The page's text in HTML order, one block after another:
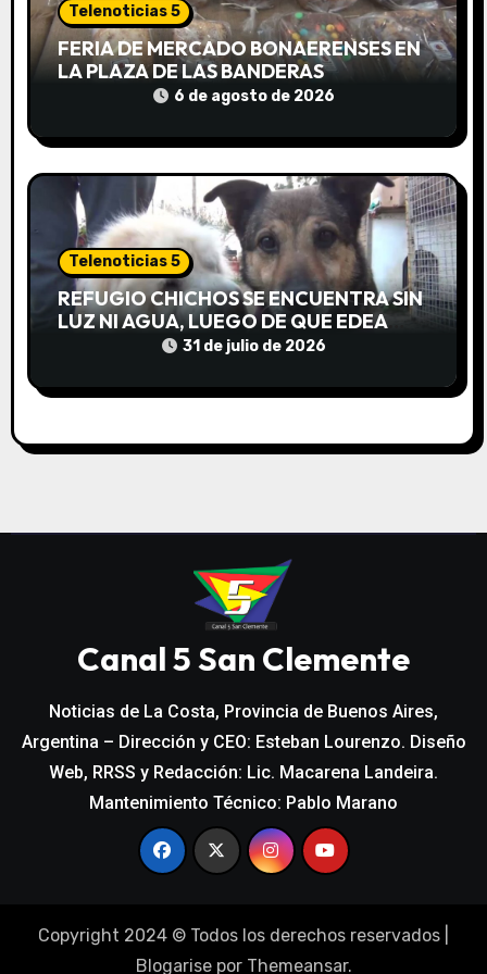
a
d
s
Telenoticias 5
FERIA DE MERCADO BONAERENSES EN
LA PLAZA DE LAS BANDERAS
6 de agosto de 2026
Telenoticias 5
REFUGIO CHICHOS SE ENCUENTRA SIN
LUZ NI AGUA, LUEGO DE QUE EDEA
CORTARA EL SUMINISTRO SIN AVISO
31 de julio de 2026
Canal 5 San Clemente
Noticias de La Costa, Provincia de Buenos Aires,
Argentina – Dirección y CEO: Esteban Lourenzo. Diseño
Web, RRSS y Redacción: Lic. Macarena Landeira.
Mantenimiento Técnico: Pablo Marano
Copyright 2024 © Todos los derechos reservados
Blogarisepor Themeansar.